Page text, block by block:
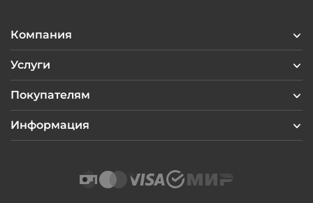
Компания
Услуги
Покупателям
Информация